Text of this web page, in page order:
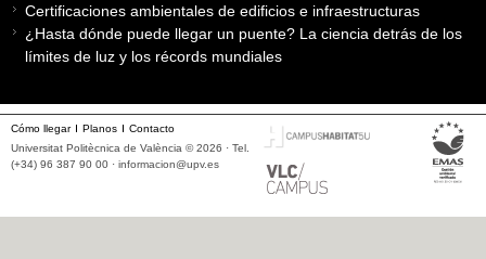
Certificaciones ambientales de edificios e infraestructuras
¿Hasta dónde puede llegar un puente? La ciencia detrás de los
límites de luz y los récords mundiales
Cómo llegar Planos
Contacto
Universitat Politècnica de València © 2026 · Tel.
(+34) 96 387 90 00 · informacion@upv.es